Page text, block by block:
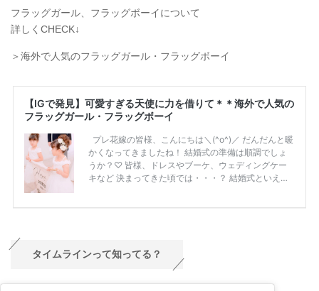
フラッグガール、フラッグボーイについて
詳しくCHECK↓
＞海外で人気のフラッグガール・フラッグボーイ
タイムラインって知ってる？